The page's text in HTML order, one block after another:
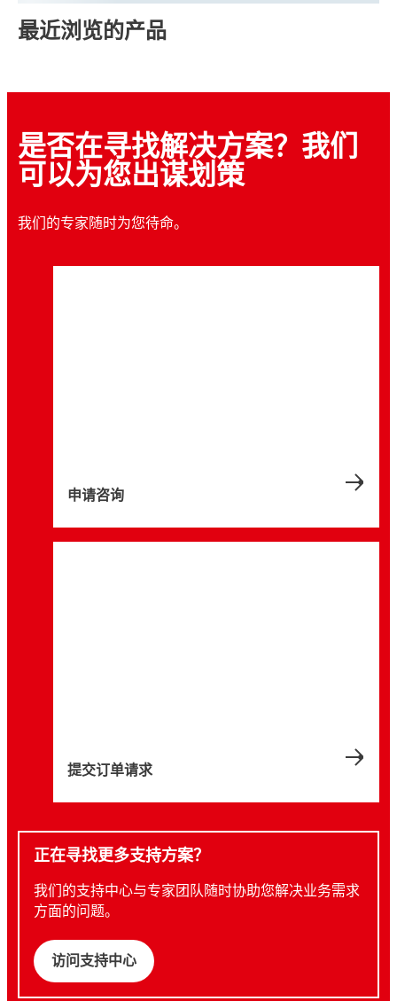
最近浏览的产品
是否在寻找解决方案？我们
可以为您出谋划策
我们的专家随时为您待命。
申请咨询
提交订单请求
正在寻找更多支持方案？
我们的支持中心与专家团队随时协助您解决业务需求
方面的问题。
访问支持中心